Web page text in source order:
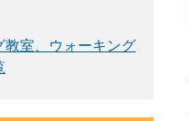
教室、ウォーキング